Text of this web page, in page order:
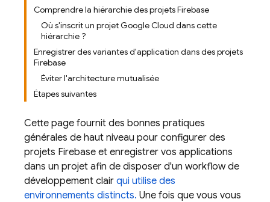
Comprendre la hiérarchie des projets Firebase
Où s'inscrit un projet Google Cloud dans cette
hiérarchie ?
Enregistrer des variantes d'application dans des projets
Firebase
Éviter l'architecture mutualisée
Étapes suivantes
Cette page fournit des bonnes pratiques
générales de haut niveau pour configurer des
projets Firebase et enregistrer vos applications
dans un projet afin de disposer d'un workflow de
développement clair qui utilise des
environnements distincts. Une fois que vous vous